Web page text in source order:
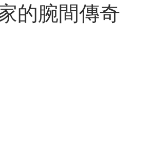
學 品牌巡禮 IWC
的腕間傳奇